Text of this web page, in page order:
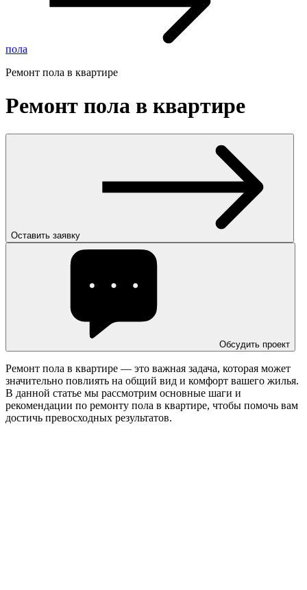
пола
Ремонт пола в квартире
Ремонт пола в квартире
Оставить заявку
Обсудить проект
Ремонт пола в квартире — это важная задача, которая может
значительно повлиять на общий вид и комфорт вашего жилья.
В данной статье мы рассмотрим основные шаги и
рекомендации по ремонту пола в квартире, чтобы помочь вам
достичь превосходных результатов.